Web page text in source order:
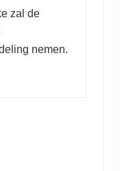
zal de
nemen.